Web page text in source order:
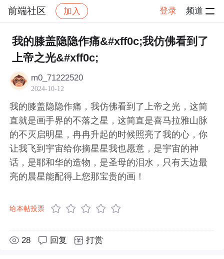
前端社区 加入 登录 频道
社区 前端社区 感慨 帖子详情
我的膝盖隐隐作痛&#xff0c;我仿佛看到了
上帝之光&#xff0c;
m0_71222520
2024-10-12
我的膝盖隐隐作痛，我仿佛看到了上帝之光，这简
直就是画手界的不落之星，这简直是喜马拉雅山脉
的不灭启明星，冉冉升起的时候照亮了我的心，你
让我飞到宇宙给你摘星星我也愿意，是宇宙的神
话，是耶和华的造物，是圣母的泪水，只有天边最
亮的晨星能配得上您那宝贵的画！
给本帖投票
28 回复 打赏